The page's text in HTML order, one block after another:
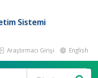
Sistemi
Araştırmacı Girişi English